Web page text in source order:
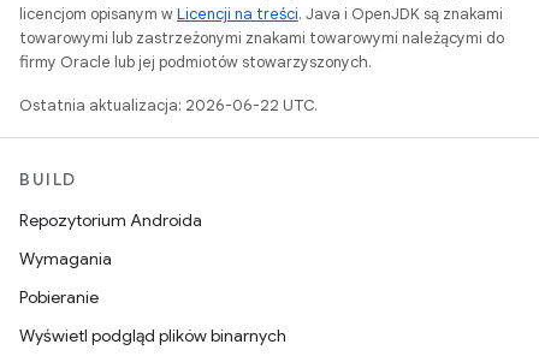
licencjom opisanym wLicencji na treści. Java i OpenJDK są znakami
towarowymi lub zastrzeżonymi znakami towarowymi należącymi do
firmy Oracle lub jej podmiotów stowarzyszonych.
Ostatnia aktualizacja: 2026-06-22 UTC.
BUILD
Repozytorium Androida
Wymagania
Pobieranie
Wyświetl podgląd plików binarnych